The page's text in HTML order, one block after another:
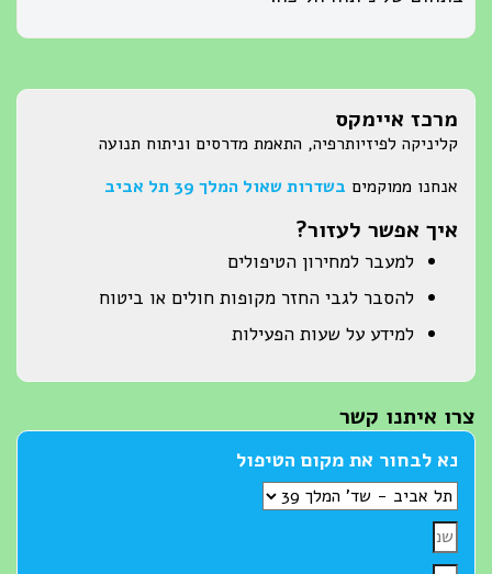
מרכז איימקס
קליניקה לפיזיותרפיה, התאמת מדרסים וניתוח תנועה
אנחנו ממוקמים בשדרות שאול המלך 39 תל אביב
איך אפשר לעזור?
למעבר למחירון הטיפולים
להסבר לגבי החזר מקופות חולים או ביטוח
למידע על שעות הפעילות
צרו איתנו קשר
נא לבחור את מקום הטיפול